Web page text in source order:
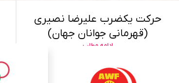
حرکت یکضرب علیرضا نصیری
(قهرمانی جوانان جهان)
ادامه مطلب